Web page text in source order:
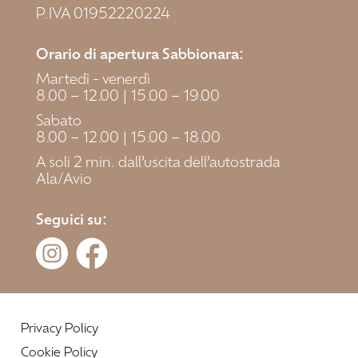
P.IVA 01952220224
Seguici su:
Orario di apertura Sabbionara:
Martedì - venerdì
8.00 – 12.00 | 15.00 – 19.00
Sabato
8.00 – 12.00 | 15.00 – 18.00
A soli 2 min. dall’uscita dell’autostrada
Ala/Avio
Privacy Policy
Cookie Policy